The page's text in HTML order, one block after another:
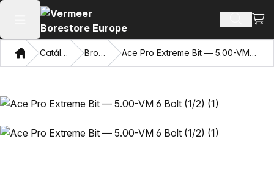
Abrir menu principal Busca
Ver
Casa Catálogo Brocas Ace Pro Extreme Bit — 5.00-VM 6 Bolt (1/2)